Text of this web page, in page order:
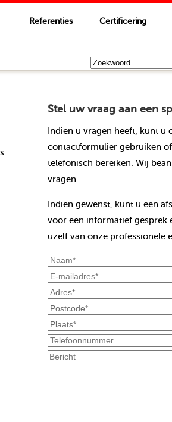
Referenties Certificering
Stel uw vraag aan een
Indien u vragen heeft, kunt u
contactformulier gebruiken
telefonisch bereiken. Wij
vragen.
Indien gewenst, kunt u een
voor een informatief gesprek
uzelf van onze professionele